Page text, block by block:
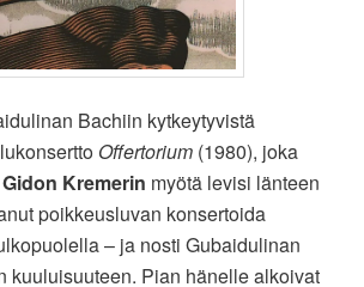
Bachiin kytkeytyvistä
Offertorium (1980), joka
Gidon Kremerin myötä levisi länteen
poikkeusluvan konsertoida
– ja nosti Gubaidulinan
kuuluisuuteen. Pian hänelle alkoivat